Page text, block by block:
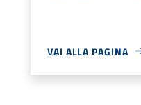
VAI ALLA PAGINA